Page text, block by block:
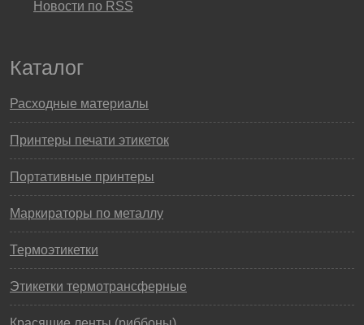
Новости по RSS
Каталог
Расходные материалы
Принтеры печати этикеток
Портативные принтеры
Маркираторы по металлу
Термоэтикетки
Этикетки термотрансферные